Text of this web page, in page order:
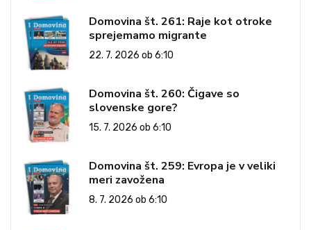
Domovina št. 261: Raje kot otroke
sprejemamo migrante
22. 7. 2026 ob 6:10
Domovina št. 260: Čigave so
slovenske gore?
15. 7. 2026 ob 6:10
Domovina št. 259: Evropa je v veliki
meri zavožena
8. 7. 2026 ob 6:10